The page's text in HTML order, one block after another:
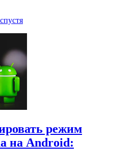
режим
на Android: